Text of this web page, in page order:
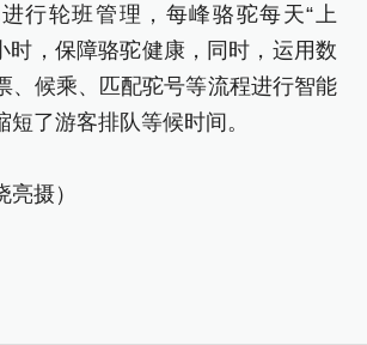
行轮班管理，每峰骆驼每天“上
时，保障骆驼健康，同时，运用数
、候乘、匹配驼号等流程进行智能
短了游客排队等候时间。
摄）